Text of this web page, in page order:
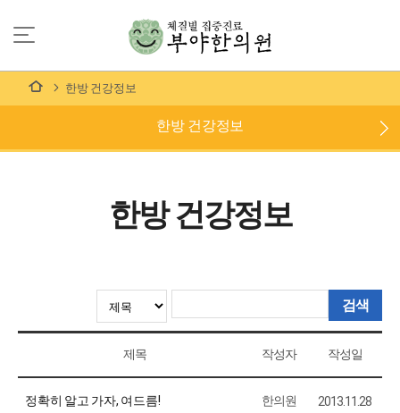
한방 건강정보
한방 건강정보
한방 건강정보
검색
제목 작성자 작성일
정확히 알고 가자, 여드름! 한의원 2013.11.28